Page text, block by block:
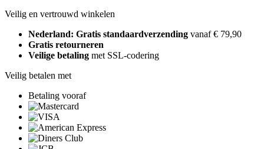
Veilig en vertrouwd winkelen
Nederland: Gratis standaardverzending vanaf € 79,90
Gratis retourneren
Veilige betaling met SSL-codering
Veilig betalen met
Betaling vooraf